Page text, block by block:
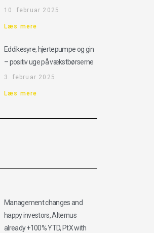
10. februar 2025
Læs mere
Eddikesyre, hjertepumpe og gin
– positiv uge på vækstbørserne
3. februar 2025
Læs mere
Management changes and
happy investors, Alternus
already +100% YTD, PtX with